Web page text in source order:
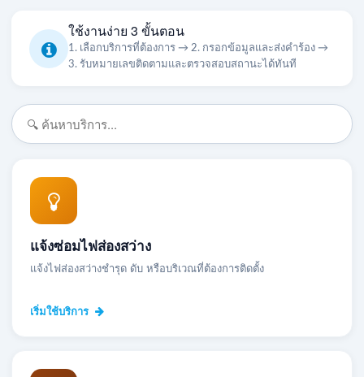
ใช้งานง่าย 3 ขั้นตอน
1. เลือกบริการที่ต้องการ → 2. กรอกข้อมูลและส่งคำร้อง →
3. รับหมายเลขติดตามและตรวจสอบสถานะได้ทันที
แจ้งซ่อมไฟส่องสว่าง
แจ้งไฟส่องสว่างชำรุด ดับ หรือบริเวณที่ต้องการติดตั้ง
เริ่มใช้บริการ